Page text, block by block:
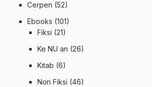
Cerpen (52)
Ebooks (101)
Fiksi (21)
Ke NU an (26)
Kitab (6)
Non Fiksi (46)